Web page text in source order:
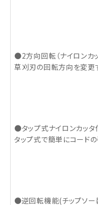
●2方向回転（ナイロンカ
草刈刃の回転方向を変更
●タップ式ナイロンカッタ
タップ式で簡単にコード
●逆回転機能(チップソー